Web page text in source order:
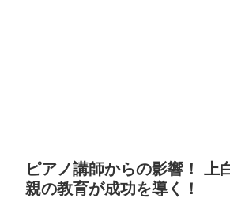
ピアノ講師からの影響！ 上
親の教育が成功を導く！